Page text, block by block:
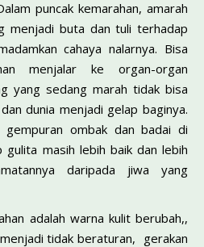
puncak kemarahan, amarah
menjadi buta dan tuli terhadap
cahaya nalarnya. Bisa
menjalar ke organ-organ
yang sedang marah tidak bisa
dunia menjadi gelap baginya.
ombak dan badai di
masih lebih baik dan lebih
daripada jiwa yang
adalah warna kulit berubah,,
tidak beraturan, gerakan